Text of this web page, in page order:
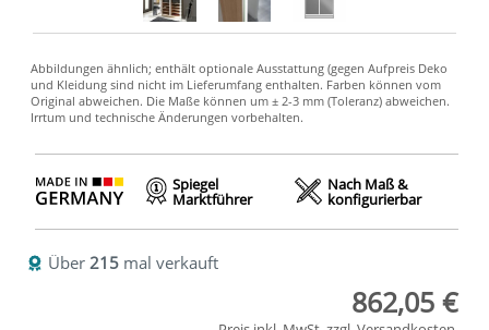
Spiegel
Marktführer
Nach Maß &
konfigurierbar
Über 215 mal verkauft
862,05 €